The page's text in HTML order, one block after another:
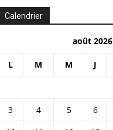
Calendrier
août 2026
L M M J
3
4 5 6